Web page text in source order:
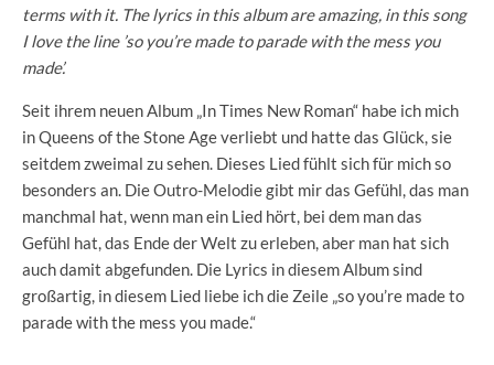
terms with it. The lyrics in this album are amazing, in this song
I love the line ’so you’re made to parade with the mess you
made’.
Seit ihrem neuen Album „In Times New Roman“ habe ich mich
in Queens of the Stone Age verliebt und hatte das Glück, sie
seitdem zweimal zu sehen. Dieses Lied fühlt sich für mich so
besonders an. Die Outro-Melodie gibt mir das Gefühl, das man
manchmal hat, wenn man ein Lied hört, bei dem man das
Gefühl hat, das Ende der Welt zu erleben, aber man hat sich
auch damit abgefunden. Die Lyrics in diesem Album sind
großartig, in diesem Lied liebe ich die Zeile „so you’re made to
parade with the mess you made.“